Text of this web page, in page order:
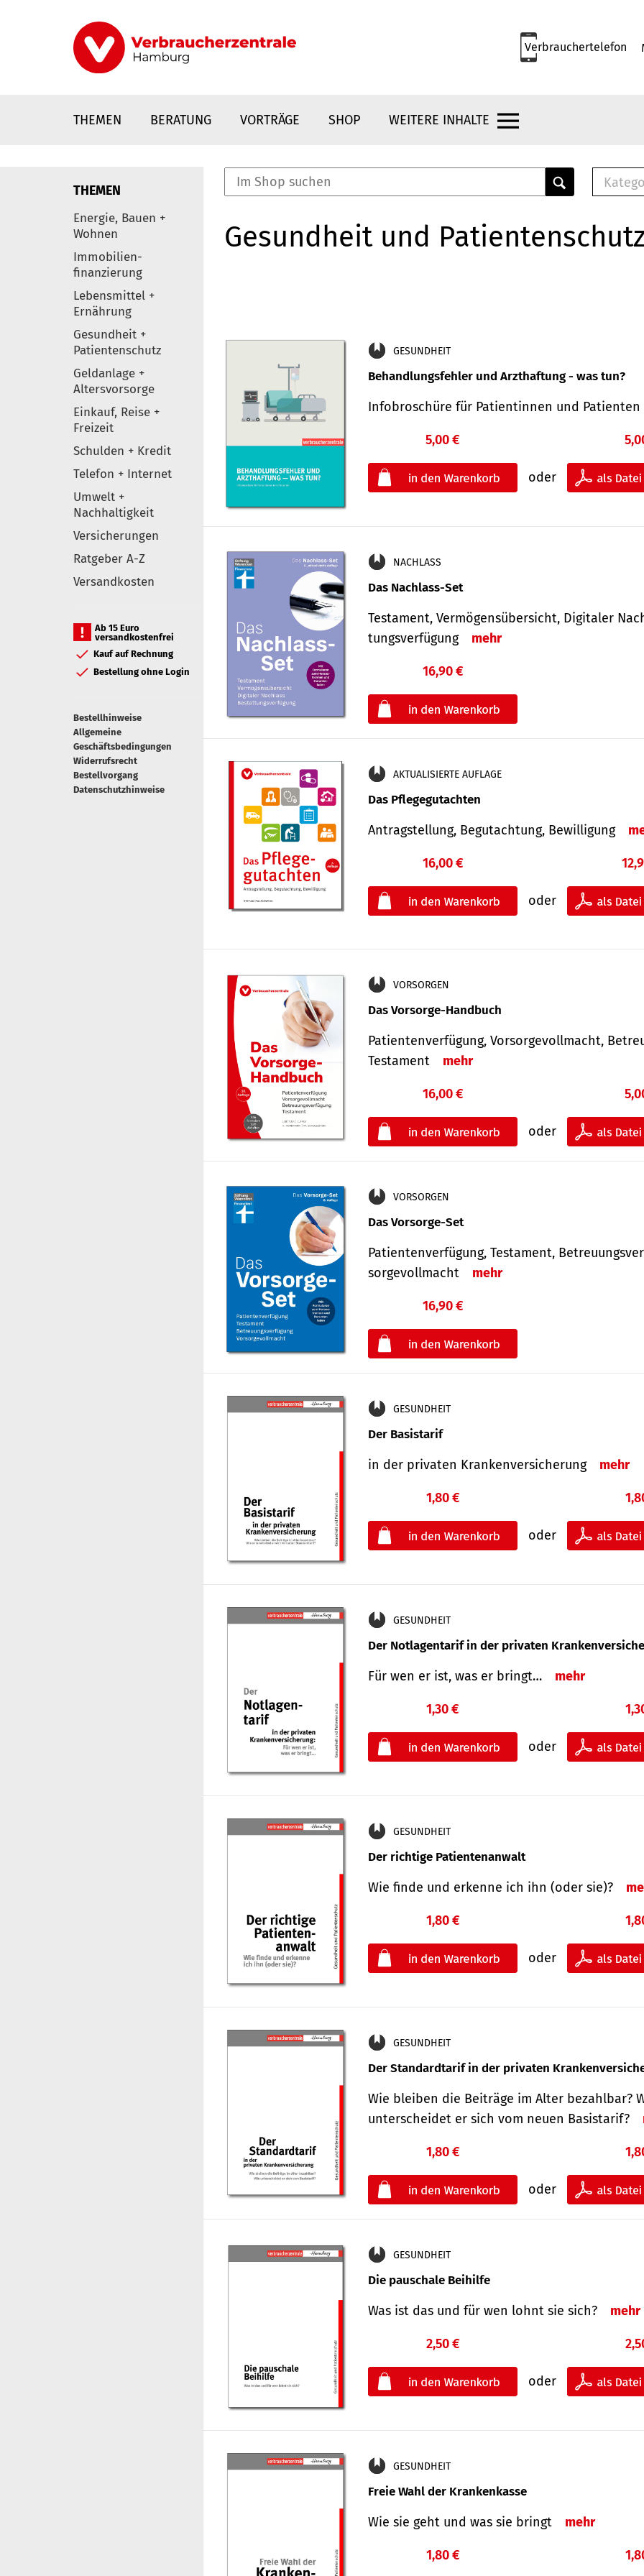
Verbrauchertelefon
THEMEN BERATUNG VORTRÄGE SHOP WEITERE INHALTE
Elemente
THEMEN
Energie, Bauen +
Wohnen
Immobilien-
finanzierung
Lebensmittel +
Ernährung
Gesundheit +
Patientenschutz
Geldanlage +
Altersvorsorge
Einkauf, Reise +
Freizeit
Schulden + Kredit
Telefon + Internet
Umwelt +
Nachhaltigkeit
Versicherungen
Ratgeber A-Z
Versandkosten
Ab 15 Euro
versandkostenfrei
Kauf auf Rechnung
Bestellung ohne Login
Bestellhinweise
Allgemeine
Geschäftsbedingungen
Widerrufsrecht
Bestellvorgang
Datenschutzhinweise
E-
Gesundheit und
GESUNDHEIT
Behandlungsfehler und Arzthaftung - was tun?
Infobroschüre für Patientinnen und
5,00 €
oder
NACHLASS
Das Nachlass-Set
Testament, Vermögens­übersicht, Digitaler
tungs­ver­fügung
mehr
16,90 €
AKTUALISIERTE AUFLAGE
Das Pflegegutachten
Antragstellung, Begutachtung, Bewilligung
16,00 €
oder
VORSORGEN
Das Vorsorge-Handbuch
Patientenverfügung, Vorsorgevollmacht,
Testament
mehr
16,00 €
oder
VORSORGEN
Das Vorsorge-Set
Patienten­ver­fügung, Testa­ment,
sorge­voll­macht
mehr
16,90 €
GESUNDHEIT
Der Basistarif
in der privaten Kran­ken­ver­siche­rung mehr
1,80 €
oder
GESUNDHEIT
Der Notlagentarif in der privaten
Für wen er ist, was er bringt… mehr
1,30 €
oder
GESUNDHEIT
Der richtige Patientenanwalt
Wie finde und erkenne ich ihn (oder sie)?
1,80 €
oder
GESUNDHEIT
Der Standard­tarif in der privaten
Wie bleiben die Beiträge im Alter bezahlbar?
unterscheidet er sich vom neuen Basistarif?
1,80 €
oder
GESUNDHEIT
Die pauschale Beihilfe
Was ist das und für wen lohnt sie sich? mehr
2,50 €
oder
GESUNDHEIT
Freie Wahl der Krankenkasse
Wie sie geht und was sie bringt mehr
1,80 €